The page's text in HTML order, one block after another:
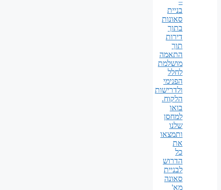
בניית
סאונות
בתוך
דירות
תוך
התאמה
מושלמת
לחלל
הפנימי
ולדרישות
הלקוח.
בואו
למחסן
שלנו
ותמצאו
את
כל
הדרוש
לבניית
סאונה
מא'